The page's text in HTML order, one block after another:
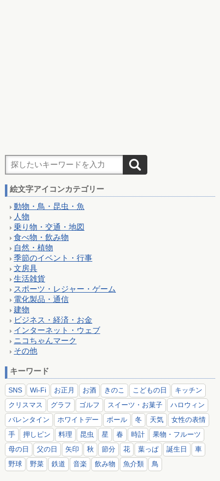
絵文字アイコンカテゴリー
動物・鳥・昆虫・魚
人物
乗り物・交通・地図
食べ物・飲み物
自然・植物
季節のイベント・行事
文房具
生活雑貨
スポーツ・レジャー・ゲーム
電化製品・通信
建物
ビジネス・経済・お金
インターネット・ウェブ
ニコちゃんマーク
その他
キーワード
SNS Wi-Fi お正月 お酒 きのこ こどもの日
キッチン
クリスマス
グラフ ゴルフ スイーツ・お菓子
ハロウィン
バレンタイン
ホワイトデー ボール 冬 天気
女性の表情
手
押しピン 料理 昆虫 星 春 時計
果物・フルーツ
母の日
父の日 矢印 秋 節分 花 葉っぱ 誕生日
車
野球
野菜 鉄道 音楽 飲み物 魚介類 鳥